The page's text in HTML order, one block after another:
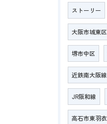
ストーリー
大阪市城東区
堺市中区
近鉄南大阪線
JR阪和線
高石市東羽衣